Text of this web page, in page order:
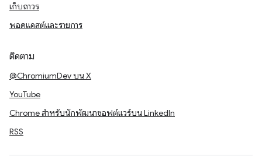
เก็บถาวร
พอดแคสต์และรายการ
ติดตาม
@ChromiumDev บน X
YouTube
Chrome สำหรับนักพัฒนาซอฟต์แวร์บน LinkedIn
RSS